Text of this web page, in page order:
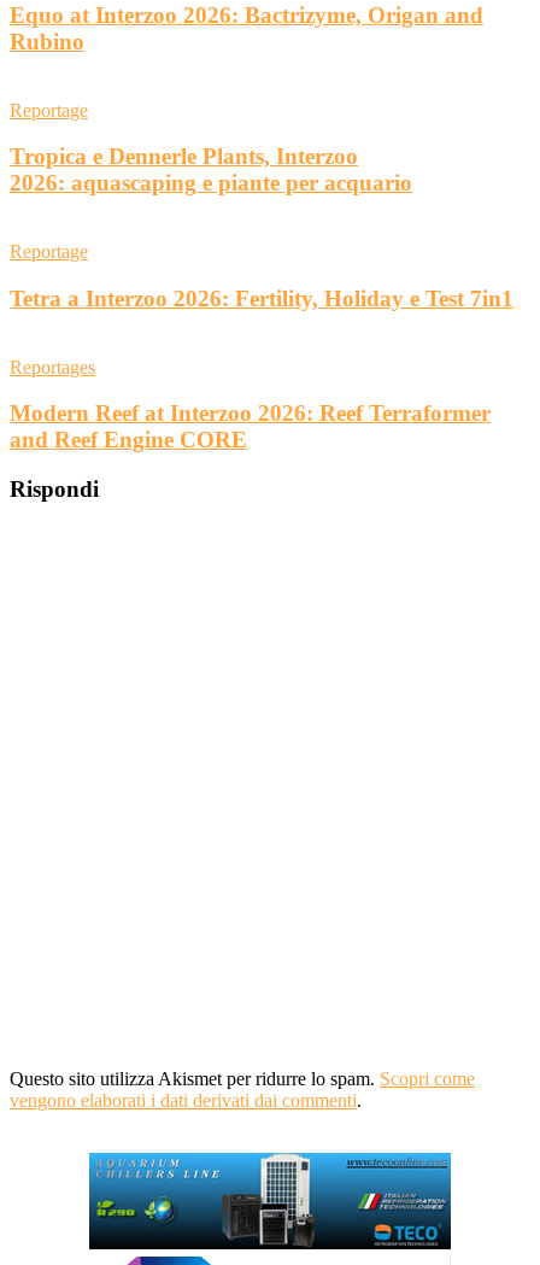
Equo at Interzoo 2026: Bactrizyme, Origan and
Rubino
Reportage
Tropica e Dennerle Plants, Interzoo
2026: aquascaping e piante per acquario
Reportage
Tetra a Interzoo 2026: Fertility, Holiday e Test 7in1
Reportages
Modern Reef at Interzoo 2026: Reef Terraformer
and Reef Engine CORE
Rispondi
Questo sito utilizza Akismet per ridurre lo spam. Scopri come
vengono elaborati i dati derivati dai commenti.